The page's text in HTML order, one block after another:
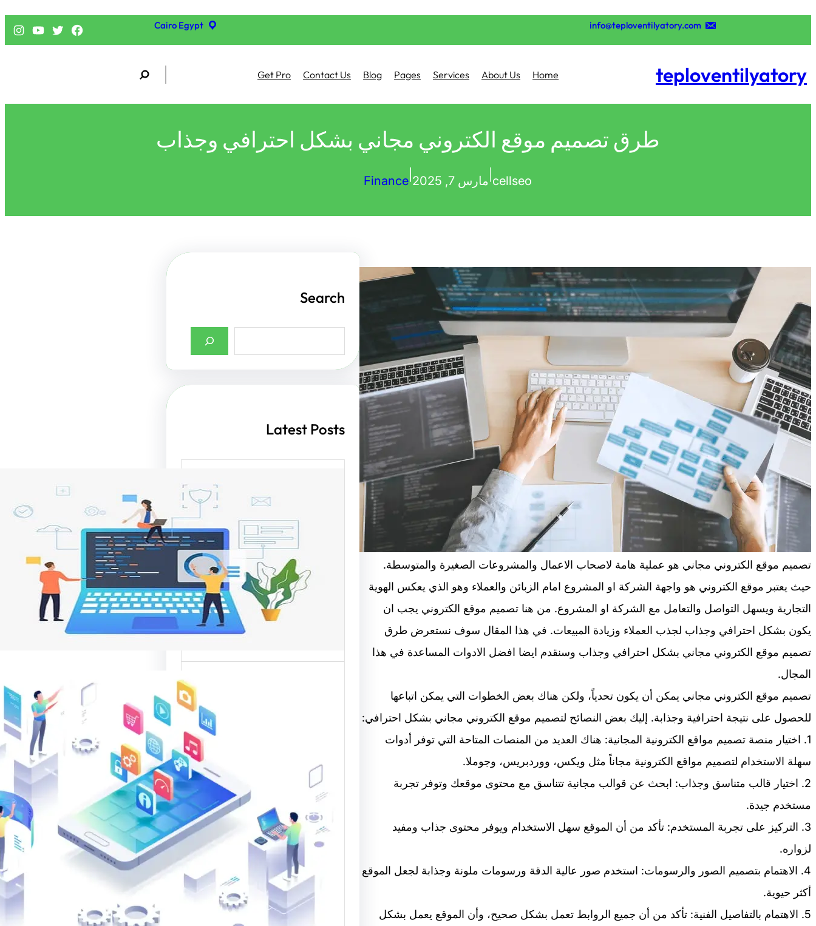
info@teploventilyatory.com
Cairo Egypt فيسبوك تويتر يوتيوب إنستجرام
teploventilyatory
Home
About Us
Services
Pages
Blog
Contact Us
Get Pro
S
a
c
طرق تصميم موقع الكتروني مجاني بشكل احترافي وجذاب
cellseo مارس 7, 2025 Finance
تصميم موقع الكتروني مجاني هو عملية هامة لاصحاب الاعمال والمشروعات الصغيرة والمتوسطة.
حيث يعتبر موقع الكتروني هو واجهة الشركة او المشروع امام الزبائن والعملاء وهو الذي يعكس الهوية
التجارية ويسهل التواصل والتعامل مع الشركة او المشروع. من هنا تصميم موقع الكتروني يجب ان
يكون بشكل احترافي وجذاب لجذب العملاء وزيادة المبيعات. في هذا المقال سوف نستعرض طرق
تصميم موقع الكتروني مجاني بشكل احترافي وجذاب وسنقدم ايضا افضل الادوات المساعدة في هذا
المجال.
تصميم موقع الكتروني مجاني يمكن أن يكون تحدياً، ولكن هناك بعض الخطوات التي يمكن اتباعها
للحصول على نتيجة احترافية وجذابة. إليك بعض النصائح لتصميم موقع الكتروني مجاني بشكل احترافي:
1. اختيار منصة تصميم مواقع الكترونية المجانية: هناك العديد من المنصات المتاحة التي توفر أدوات
سهلة الاستخدام لتصميم مواقع الكترونية مجاناً مثل ويكس، ووردبريس، وجوملا.
2. اختيار قالب متناسق وجذاب: ابحث عن قوالب مجانية تتناسق مع محتوى موقعك وتوفر تجربة
مستخدم جيدة.
3. التركيز على تجربة المستخدم: تأكد من أن الموقع سهل الاستخدام ويوفر محتوى جذاب ومفيد
لزواره.
4. الاهتمام بتصميم الصور والرسومات: استخدم صور عالية الدقة ورسومات ملونة وجذابة لجعل الموقع
أكثر حيوية.
5. الاهتمام بالتفاصيل الفنية: تأكد من أن جميع الروابط تعمل بشكل صحيح، وأن الموقع يعمل بشكل
Search
a
Latest Posts
أهمية تصميم واجهات مواقع
الإنترنت في جذب الزوار
وتحسين تجربة المستخدم
تعد واجهات مواقع الإنترنت من
أهم عناصر تصميم المواقع
الإلكترونية،…
متخصصة في تقديم أفضل
القوالب لتصميم المواقع
موقع قوالب: منصة متخصصة
في تقديم أفضل القوالب
لتصميم المواقع…